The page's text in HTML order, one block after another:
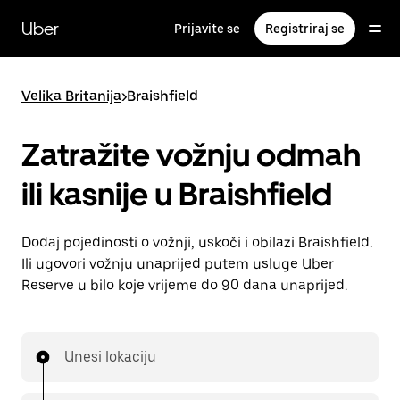
glavni
sadržaj
Uber Prijavite se Registriraj se
Velika Britanija>Braishfield
Zatražite vožnju odmah
ili kasnije u Braishfield
Dodaj pojedinosti o vožnji, uskoči i obilazi Braishfield.
Ili ugovori vožnju unaprijed putem usluge Uber
Reserve u bilo koje vrijeme do 90 dana unaprijed.
Unesi lokaciju